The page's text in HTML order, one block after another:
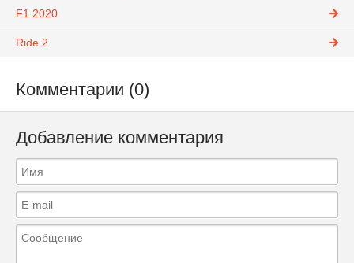
F1 2020
Ride 2
Комментарии (0)
Добавление комментария